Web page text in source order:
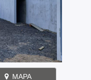
MAPA